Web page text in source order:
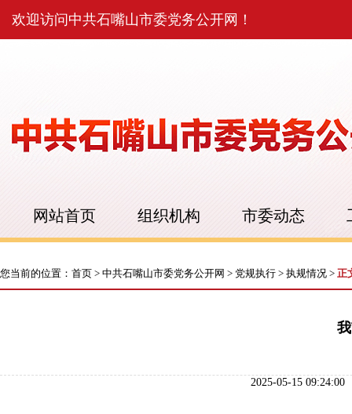
欢迎访问中共石嘴山市委党务公开网！
网站首页 组织机构 市委动态
您当前的位置： 首页 > 中共石嘴山市委党务公开网 > 党规执行 > 执规情况 > 正
2025-05-15